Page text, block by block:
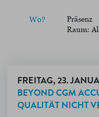
Wo?
Präsenz
Raum:
FREITAG, 23.
BEYOND CGM
QUALITÄT NICHT